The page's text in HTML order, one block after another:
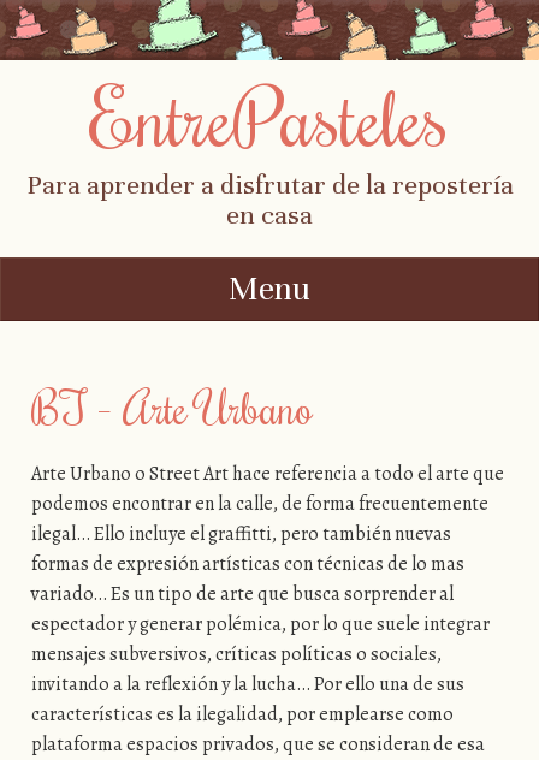
EntrePasteles
Para aprender a disfrutar de la repostería
en casa
Menu
BT – Arte Urbano
Arte Urbano o Street Art hace referencia a todo el arte que
podemos encontrar en la calle, de forma frecuentemente
ilegal… Ello incluye el graffitti, pero también nuevas
formas de expresión artísticas con técnicas de lo mas
variado… Es un tipo de arte que busca sorprender al
espectador y generar polémica, por lo que suele integrar
mensajes subversivos, críticas políticas o sociales,
invitando a la reflexión y la lucha… Por ello una de sus
características es la ilegalidad, por emplearse como
plataforma espacios privados, que se consideran de esa